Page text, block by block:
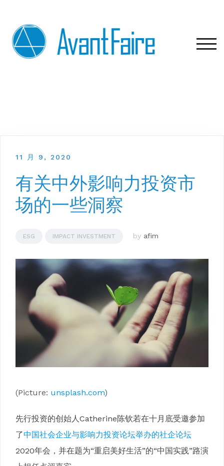
content
11 月 9, 2020
有关中外影响力投资市
场的一些洞察
ESG IMPACT INVESTMENT by afim
(Picture: unsplash.com)
先行投资的创始人Catherine陈钦若在十月底受邀参加
了中国社会企业与影响力投资论坛举办的社企论坛
2020年会，并在题为“重启美好生活”的“中国实践”路演